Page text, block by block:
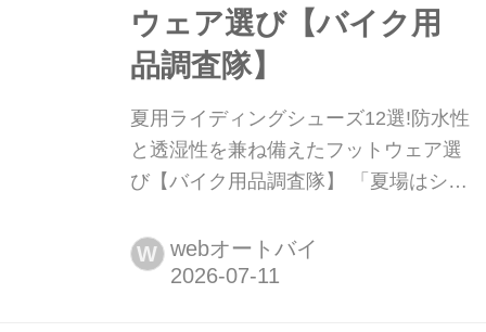
ウェア選び【バイク用
品調査隊】
夏用ライディングシューズ12選!防水性
と透湿性を兼ね備えたフットウェア選
び【バイク用品調査隊】 「夏場はシュ
ーカーでは安全性が心配...」そんな悩
みはありませんか?実は、足元の通気
W webオートバイ